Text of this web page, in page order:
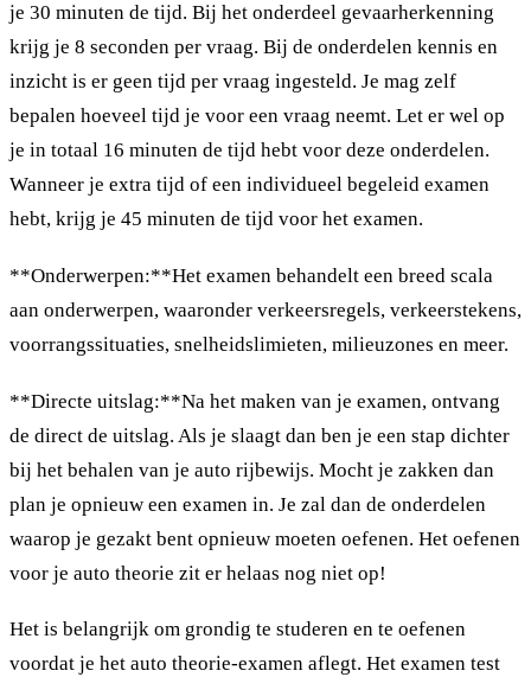
je 30 minuten de tijd. Bij het onderdeel gevaarherkenning
krijg je 8 seconden per vraag. Bij de onderdelen kennis en
inzicht is er geen tijd per vraag ingesteld. Je mag zelf
bepalen hoeveel tijd je voor een vraag neemt. Let er wel op
je in totaal 16 minuten de tijd hebt voor deze onderdelen.
Wanneer je extra tijd of een individueel begeleid examen
hebt, krijg je 45 minuten de tijd voor het examen.
**Onderwerpen:**Het examen behandelt een breed scala
aan onderwerpen, waaronder verkeersregels, verkeerstekens,
voorrangssituaties, snelheidslimieten, milieuzones en meer.
**Directe uitslag:**Na het maken van je examen, ontvang
de direct de uitslag. Als je slaagt dan ben je een stap dichter
bij het behalen van je auto rijbewijs. Mocht je zakken dan
plan je opnieuw een examen in. Je zal dan de onderdelen
waarop je gezakt bent opnieuw moeten oefenen. Het oefenen
voor je auto theorie zit er helaas nog niet op!
Het is belangrijk om grondig te studeren en te oefenen
voordat je het auto theorie-examen aflegt. Het examen test